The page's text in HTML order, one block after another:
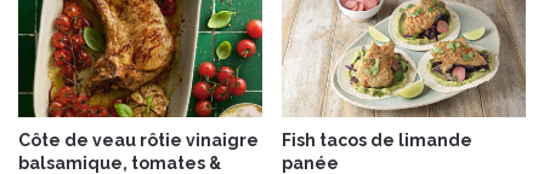
Côte de veau rôtie vinaigre
balsamique, tomates &
Fish tacos de limande
panée